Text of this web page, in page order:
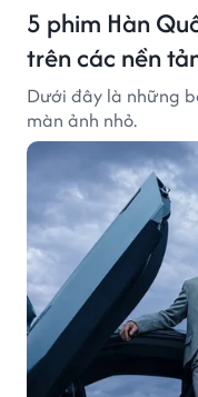
5 phim Hàn
trên các nền
Dưới đây là những
màn ảnh nhỏ.